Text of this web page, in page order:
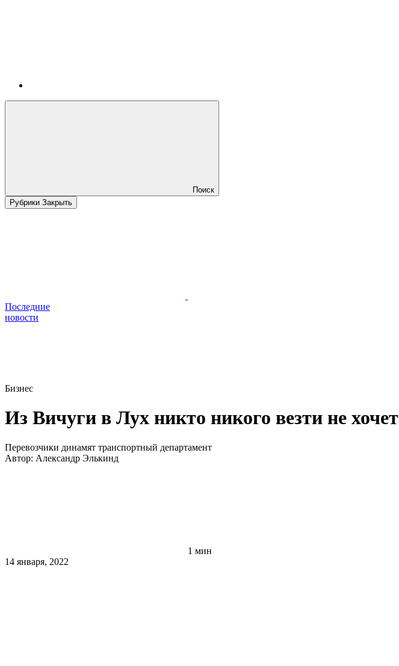
Поиск
Рубрики Закрыть
Последние
новости
Бизнес
Из Вичуги в Лух никто никого везти не хочет
Перевозчики динамят транспортный департамент
Автор: Александр Элькинд
1 мин
14 января, 2022